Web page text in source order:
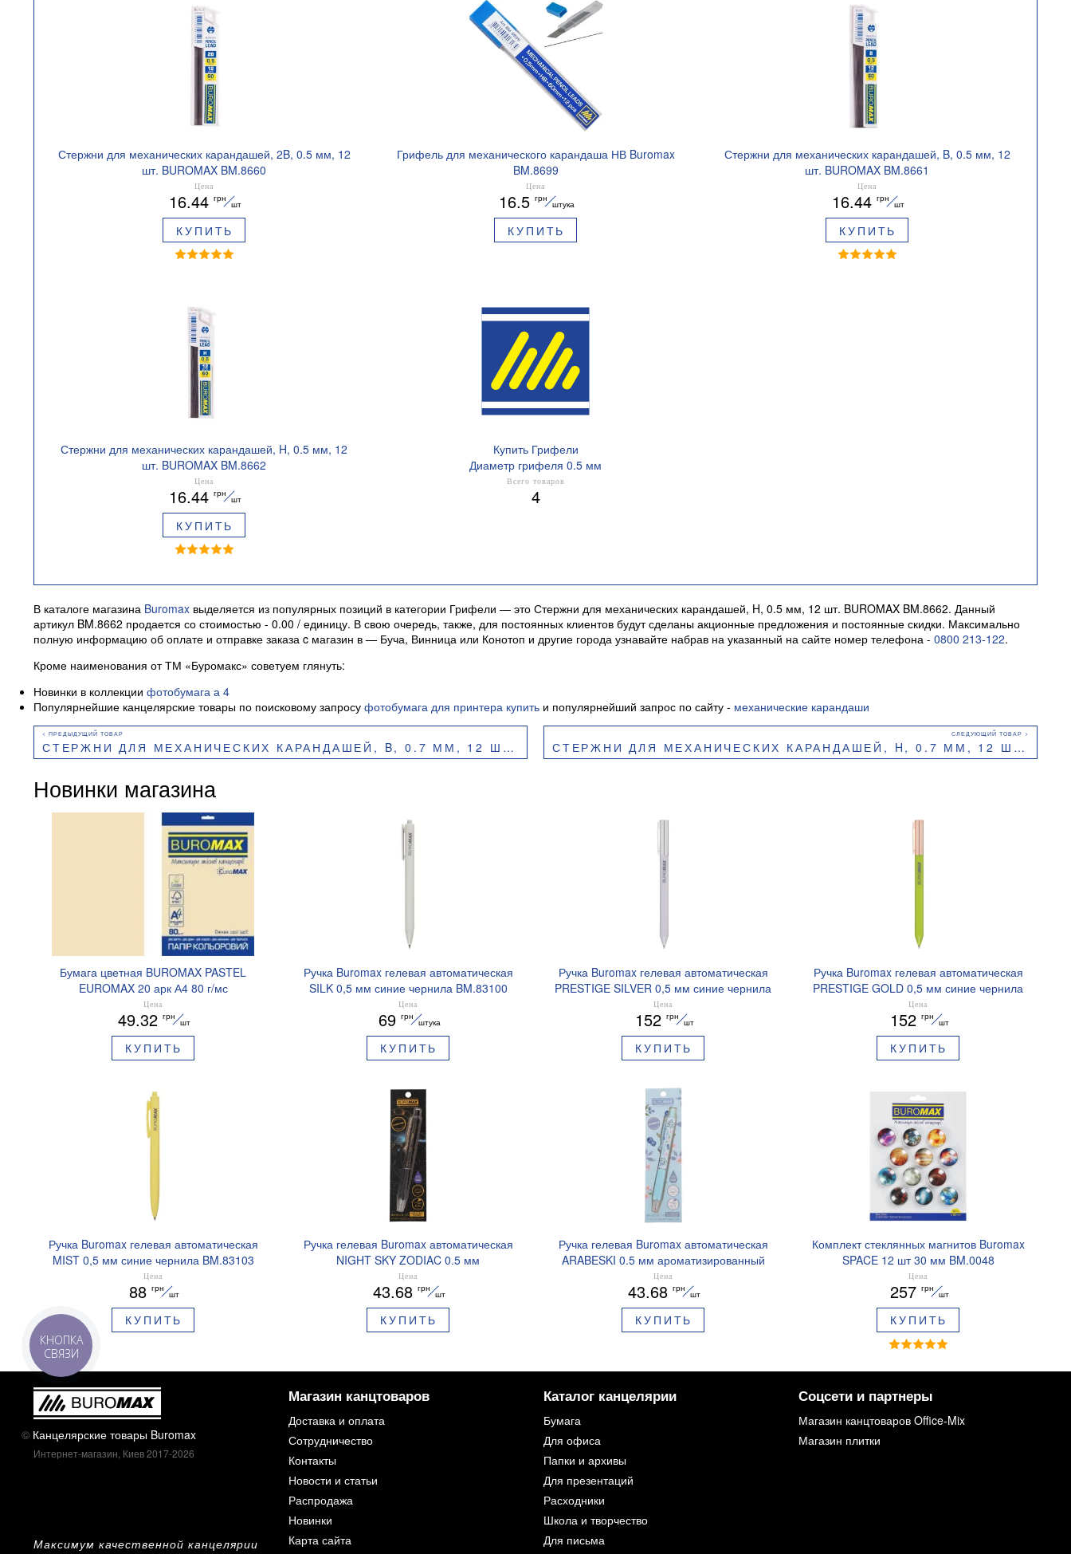
Стержни для механических карандашей, 2B, 0.5 мм, 12
шт. BUROMAX BM.8660
Цена
16.44 грн
шт
КУПИТЬ
Грифель для механического карандаша НВ Buromax
BM.8699
Цена
16.5 грн
штука
КУПИТЬ
Стержни для механических карандашей, B, 0.5 мм, 12
шт. BUROMAX BM.8661
Цена
16.44 грн
шт
КУПИТЬ
Стержни для механических карандашей, H, 0.5 мм, 12
шт. BUROMAX BM.8662
Цена
16.44 грн
шт
КУПИТЬ
Купить Грифели
Диаметр грифеля 0.5 мм
Всего товаров
4
В каталоге магазина Buromax выделяется из популярных позиций в категории Грифели — это Стержни для механических карандашей, H, 0.5 мм, 12 шт. BUROMAX BM.8662. Данный
артикул BM.8662 продается со стоимостью - 0.00 / единицу. В свою очередь, также, для постоянных клиентов будут сделаны акционные предложения и постоянные скидки. Максимально
полную информацию об оплате и отправке заказа c магазин в — Буча, Винница или Конотоп и другие города узнавайте набрав на указанный на сайте номер телефона - 0800 213-122.
Кроме наименования от ТМ «Буромакс» советуем глянуть:
Новинки в коллекции фотобумага а 4
Популярнейшие канцелярские товары по поисковому запросу фотобумага для принтера купить и популярнейший запрос по сайту - механические карандаши
СТЕРЖНИ ДЛЯ МЕХАНИЧЕСКИХ КАРАНДАШЕЙ, B, 0.7 ММ, 12 ШТ. BUROMAX BM.8664 СТЕРЖНИ ДЛЯ МЕХАНИЧЕСКИХ КАРАНДАШЕЙ, H, 0.7 ММ, 12 ШТ. BUROMAX BM.8665
Новинки магазина
Бумага цветная BUROMAX PASTEL
EUROMAX 20 арк А4 80 г/мс
BM.2721220E-08
Цена
49.32 грн
шт
КУПИТЬ
Ручка Buromax гелевая автоматическая
SILK 0,5 мм синие чернила BM.83100
Цена
69 грн
штука
КУПИТЬ
Ручка Buromax гелевая автоматическая
PRESTIGE SILVER 0,5 мм синие чернила
BM.83102
Цена
152 грн
шт
КУПИТЬ
Ручка Buromax гелевая автоматическая
PRESTIGE GOLD 0,5 мм синие чернила
BM.83101
Цена
152 грн
шт
КУПИТЬ
Ручка Buromax гелевая автоматическая
MIST 0,5 мм синие чернила BM.83103
Цена
88 грн
шт
КУПИТЬ
Ручка гелевая Buromax автоматическая
NIGHT SKY ZODIAC 0.5 мм
ароматизированный грипп синие чернила
BM.8379-01
Цена
43.68 грн
шт
КУПИТЬ
Ручка гелевая Buromax автоматическая
ARABESKI 0.5 мм ароматизированный
грипп синие чернила в блистере BM.8379-
02
Цена
43.68 грн
шт
КУПИТЬ
Комплект стеклянных магнитов Buromax
SPACE 12 шт 30 мм BM.0048
Цена
257 грн
шт
КУПИТЬ
© Канцелярские товары Buromax
Интернет-магазин, Киев 2017-2026
Максимум качественной канцелярии
Магазин канцтоваров
Доставка и оплата
Сотрудничество
Контакты
Новости и статьи
Распродажа
Новинки
Карта сайта
Каталог канцелярии
Бумага
Для офиса
Папки и архивы
Для презентаций
Расходники
Школа и творчество
Для письма
Соцсети и партнеры
Магазин канцтоваров Office-Mix
Магазин плитки
КНОПКА
СВЯЗИ